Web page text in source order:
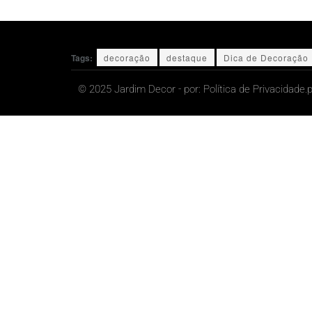
Tags: decoração destaque Dica de Decoração
© 2025 Jardim Decor - por: Política de Privacidade.